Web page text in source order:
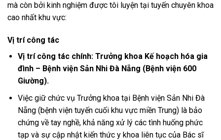
mà còn bởi kinh nghiệm được tôi luyện tại tuyến chuyên khoa
cao nhất khu vực:
Vị trí công tác
Vị trí công tác chính: Trưởng khoa Kế hoạch hóa gia
đình – Bệnh viện Sản Nhi Đà Nẵng (Bệnh viện 600
Giường).
Việc giữ chức vụ Trưởng khoa tại Bệnh viện Sản Nhi Đà
Nẵng (bệnh viện tuyến cuối khu vực miền Trung) là bảo
chứng về tay nghề, khả năng xử lý các tình huống phức
tạp và sự cập nhật kiến thức y khoa liên tục của Bác sĩ